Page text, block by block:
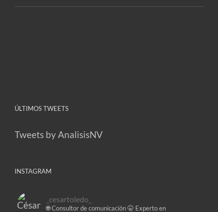
ÚLTIMOS TWEETS
Tweets by AnalisisNV
INSTAGRAM
_cesartoledo_
🌐 Consultor de comunicación🤫 Experto en